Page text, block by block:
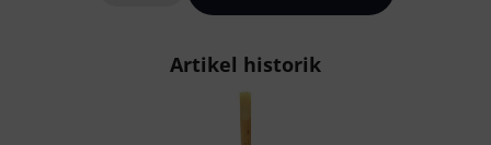
Artikel historik